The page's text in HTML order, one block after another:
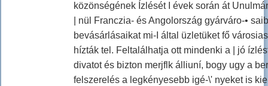
közönségének Ízlését I évek során át
| nül Franczia- és Angolország gyárváro-•
bevásárlásaikat mi-I által üzletüket fő
hízták tel. Feltalálhatja ott mindenki a | jó
divatot és bizton merjflk álliuní, bogy ugy a
felszerelés a legkényesebb igé-\' nyeket is